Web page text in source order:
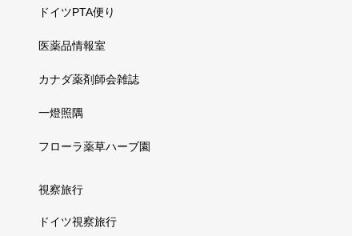
ドイツPTA便り
医薬品情報室
カナダ薬剤師会雑誌
一燈照隅
フローラ薬草ハーブ園
視察旅行
ドイツ視察旅行